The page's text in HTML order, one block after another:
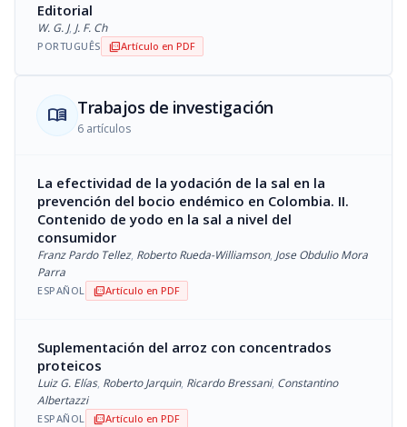
Editorial
W. G. J, J. F. Ch
PORTUGUÊS picture_as_pdfArtículo en PDF
menu_book Trabajos de investigación
6 artículos
La efectividad de la yodación de la sal en la
prevención del bocio endémico en Colombia. II.
Contenido de yodo en la sal a nivel del
consumidor
Franz Pardo Tellez, Roberto Rueda-Williamson, Jose Obdulio Mora
Parra
ESPAÑOL picture_as_pdfArtículo en PDF
Suplementación del arroz con concentrados
proteicos
Luiz G. Elías, Roberto Jarquin, Ricardo Bressani, Constantino
Albertazzi
ESPAÑOL picture_as_pdfArtículo en PDF